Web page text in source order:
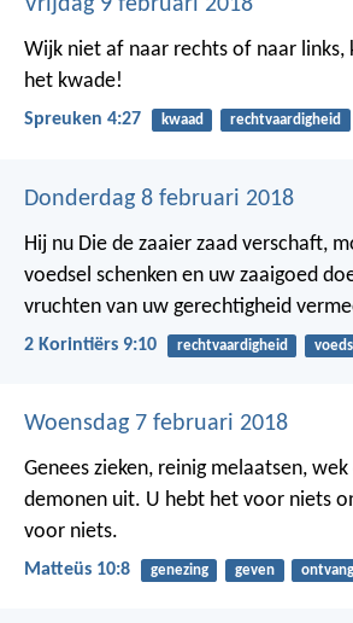
Vrijdag 9 februari 2018
Wijk niet af naar rechts of naar links,
het kwade!
Spreuken 4:27 kwaad rechtvaardigheid
Donderdag 8 februari 2018
Hij nu Die de zaaier zaad verschaft,
voedsel schenken en uw zaaigoed
vruchten van uw gerechtigheid
2 Korintiërs 9:10 rechtvaardigheid
Woensdag 7 februari 2018
Genees zieken, reinig melaatsen,
demonen uit. U hebt het voor niets
voor niets.
Matteüs 10:8 genezing geven